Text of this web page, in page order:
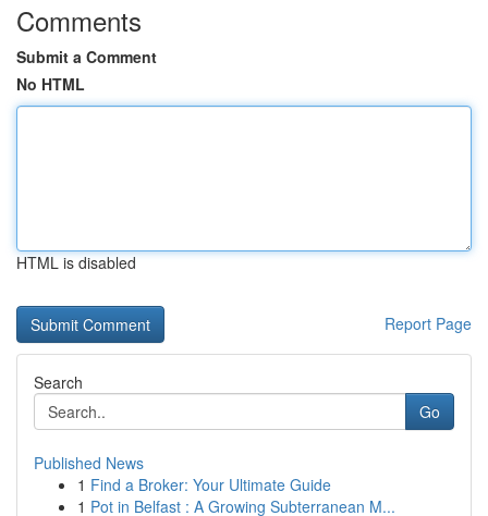
Comments
Submit a Comment
No HTML
HTML is disabled
Report Page
Search
Go
Published News
1 Find a Broker: Your Ultimate Guide
1 Pot in Belfast : A Growing Subterranean M...